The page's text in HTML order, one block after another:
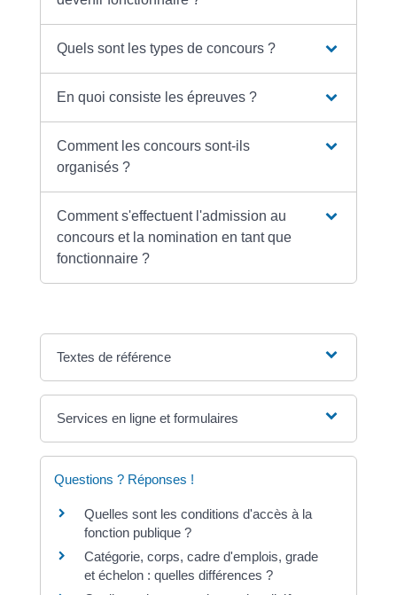
Quels sont les types de concours ?
En quoi consiste les épreuves ?
Comment les concours sont-ils
organisés ?
Comment s'effectuent l'admission au
concours et la nomination en tant que
fonctionnaire ?
Textes de référence
Services en ligne et formulaires
Questions ? Réponses !
Quelles sont les conditions d'accès à la
fonction publique ?
Catégorie, corps, cadre d'emplois, grade
et échelon : quelles différences ?